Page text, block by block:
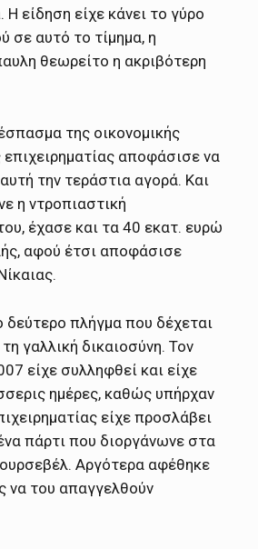
είδηση είχε κάνει το γύρο
σε αυτό το τίμημα, η
θεωρείτο η ακριβότερη
της οικονομικής
αποφάσισε να
την τεράστια αγορά. Και
η ντροπιαστική
έχασε και τα 40 εκατ. ευρώ
αφού έτσι αποφάσισε
δεύτερο πλήγμα που δέχεται
γαλλική δικαιοσύνη. Τον
είχε συλληφθεί και είχε
ημέρες, καθώς υπήρχαν
είχε προσλάβει
πάρτι που διοργάνωνε στα
Αργότερα αφέθηκε
να του απαγγελθούν